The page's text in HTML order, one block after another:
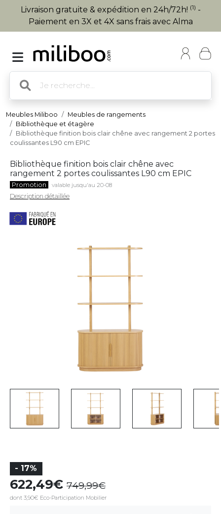
Livraison gratuite & expédition en 24h/72h! (1) -
Paiement en 3X et 4X sans frais avec Alma
Meubles Miliboo
Meubles de rangements
Bibliothèque et étagère
Bibliothèque finition bois clair chêne avec rangement 2 portes
coulissantes L90 cm EPIC
Bibliothèque finition bois clair chêne avec
rangement 2 portes coulissantes L90 cm EPIC
Promotion valable jusqu'au 20-08
Description détaillée
- 17%
622,49 749,99
dont 3,90€ Eco-Participation Mobilier